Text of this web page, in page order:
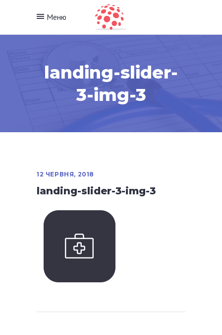
Меню
landing-slider-
3-img-3
12 ЧЕРВНЯ, 2018
landing-slider-3-img-3